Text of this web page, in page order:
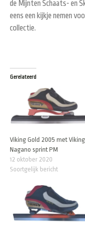
de Mijnten Schaats- en
eens een kijkje nemen
collectie.
Gerelateerd
Viking Gold 2005 met Viking
Nagano sprint PM
12 oktober 2020
Soortgelijk bericht